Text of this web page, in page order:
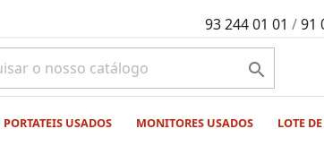
93 244 01 01 /91

PORTATEIS USADOS MONITORES USADOS LOTE